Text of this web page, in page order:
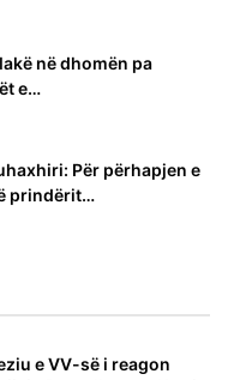
në dhomën pa
e…
Për përhapjen e
prindërit…
e VV-së i reagon